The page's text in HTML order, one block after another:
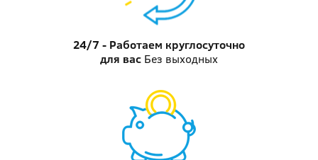
24/7 - Работаем круглосуточно
для вас Без выходных